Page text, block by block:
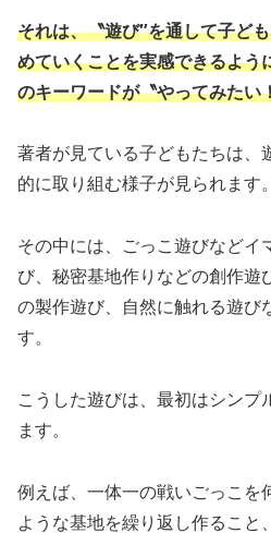
それは、〝遊び″を通して子ど
めていくことを実感できるよう
のキーワードが〝やってみたい
著者が見ている子どもたちは、
的に取り組む様子が見られます。
その中には、ごっこ遊びなどイ
び、秘密基地作りなどの創作遊
の製作遊び、自然に触れる遊び
す。
こうした遊びは、最初はシンプ
ます。
例えば、一体一の戦いごっこを
ような基地を繰り返し作ること